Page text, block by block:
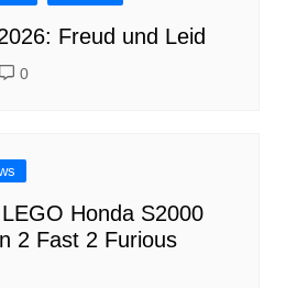
Freud und Leid
0
Honda S2000
2 Fast 2 Furious